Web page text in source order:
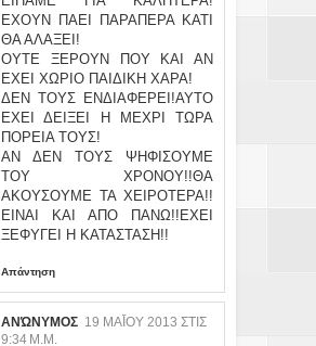
ΕΧΟΥΝ ΠΑΕΙ ΠΑΡΑΠΕΡΑ ΚΑΤΙ
ΘΑ ΑΛΑΞΕΙ!
ΟΥΤΕ ΞΕΡΟΥΝ ΠΟΥ ΚΑΙ ΑΝ
ΕΧΕΙ ΧΩΡΙΟ ΠΑΙΔΙΚΗ ΧΑΡΑ!
ΔΕΝ ΤΟΥΣ ΕΝΔΙΑΦΕΡΕΙ!ΑΥΤΟ
ΕΧΕΙ ΔΕΙΞΕΙ Η ΜΕΧΡΙ ΤΩΡΑ
ΠΟΡΕΙΑ ΤΟΥΣ!
ΑΝ ΔΕΝ ΤΟΥΣ ΨΗΦΙΣΟΥΜΕ
ΤΟΥ ΧΡΟΝΟΥ!!ΘΑ
ΑΚΟΥΣΟΥΜΕ ΤΑ ΧΕΙΡΟΤΕΡΑ!!
ΕΙΝΑΙ ΚΑΙ ΑΠΟ ΠΑΝΩ!!ΕΧΕΙ
ΞΕΦΥΓΕΙ Η ΚΑΤΑΣΤΑΣΗ!!
Απάντηση
ΑΝΏΝΥΜΟΣ 19 ΜΑΪ́ΟΥ 2013 ΣΤΙΣ 9:
34 Μ.Μ.